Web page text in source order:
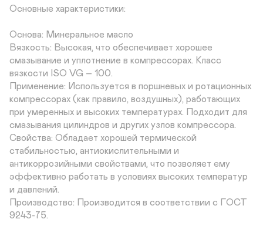
Основные характеристики:
Основа: Минеральное масло
Вязкость: Высокая, что обеспечивает хорошее
смазывание и уплотнение в компрессорах. Класс
вязкости ISO VG – 100.
Применение: Используется в поршневых и ротационных
компрессорах (как правило, воздушных), работающих
при умеренных и высоких температурах. Подходит для
смазывания цилиндров и других узлов компрессора.
Свойства: Обладает хорошей термической
стабильностью, антиокислительными и
антикоррозийными свойствами, что позволяет ему
эффективно работать в условиях высоких температур
и давлений.
Производство: Производится в соответствии с ГОСТ
9243-75.